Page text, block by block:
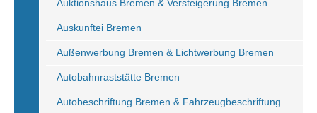
Auktionshaus Bremen & Versteigerung Bremen
Auskunftei Bremen
Außenwerbung Bremen & Lichtwerbung Bremen
Autobahnraststätte Bremen
Autobeschriftung Bremen & Fahrzeugbeschriftung